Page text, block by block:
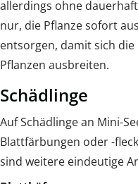
allerdings ohne
nur, die Pflanze sofort
entsorgen, damit sich
Pflanzen ausbreiten.
Schädlinge
Auf Schädlinge an Mini-
Blattfärbungen oder -
sind weitere eindeutige